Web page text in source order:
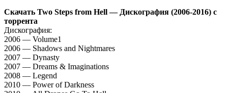
Скачать Two Steps from Hell — Дискография (2006-2016) с
торрента
Дискография:
2006 — Volume1
2006 — Shadows and Nightmares
2007 — Dynasty
2007 — Dreams & Imaginations
2008 — Legend
2010 — Power of Darkness